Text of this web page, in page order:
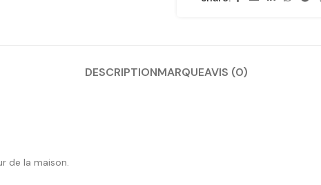
DESCRIPTIONMARQUEAVIS (0)
de la maison.